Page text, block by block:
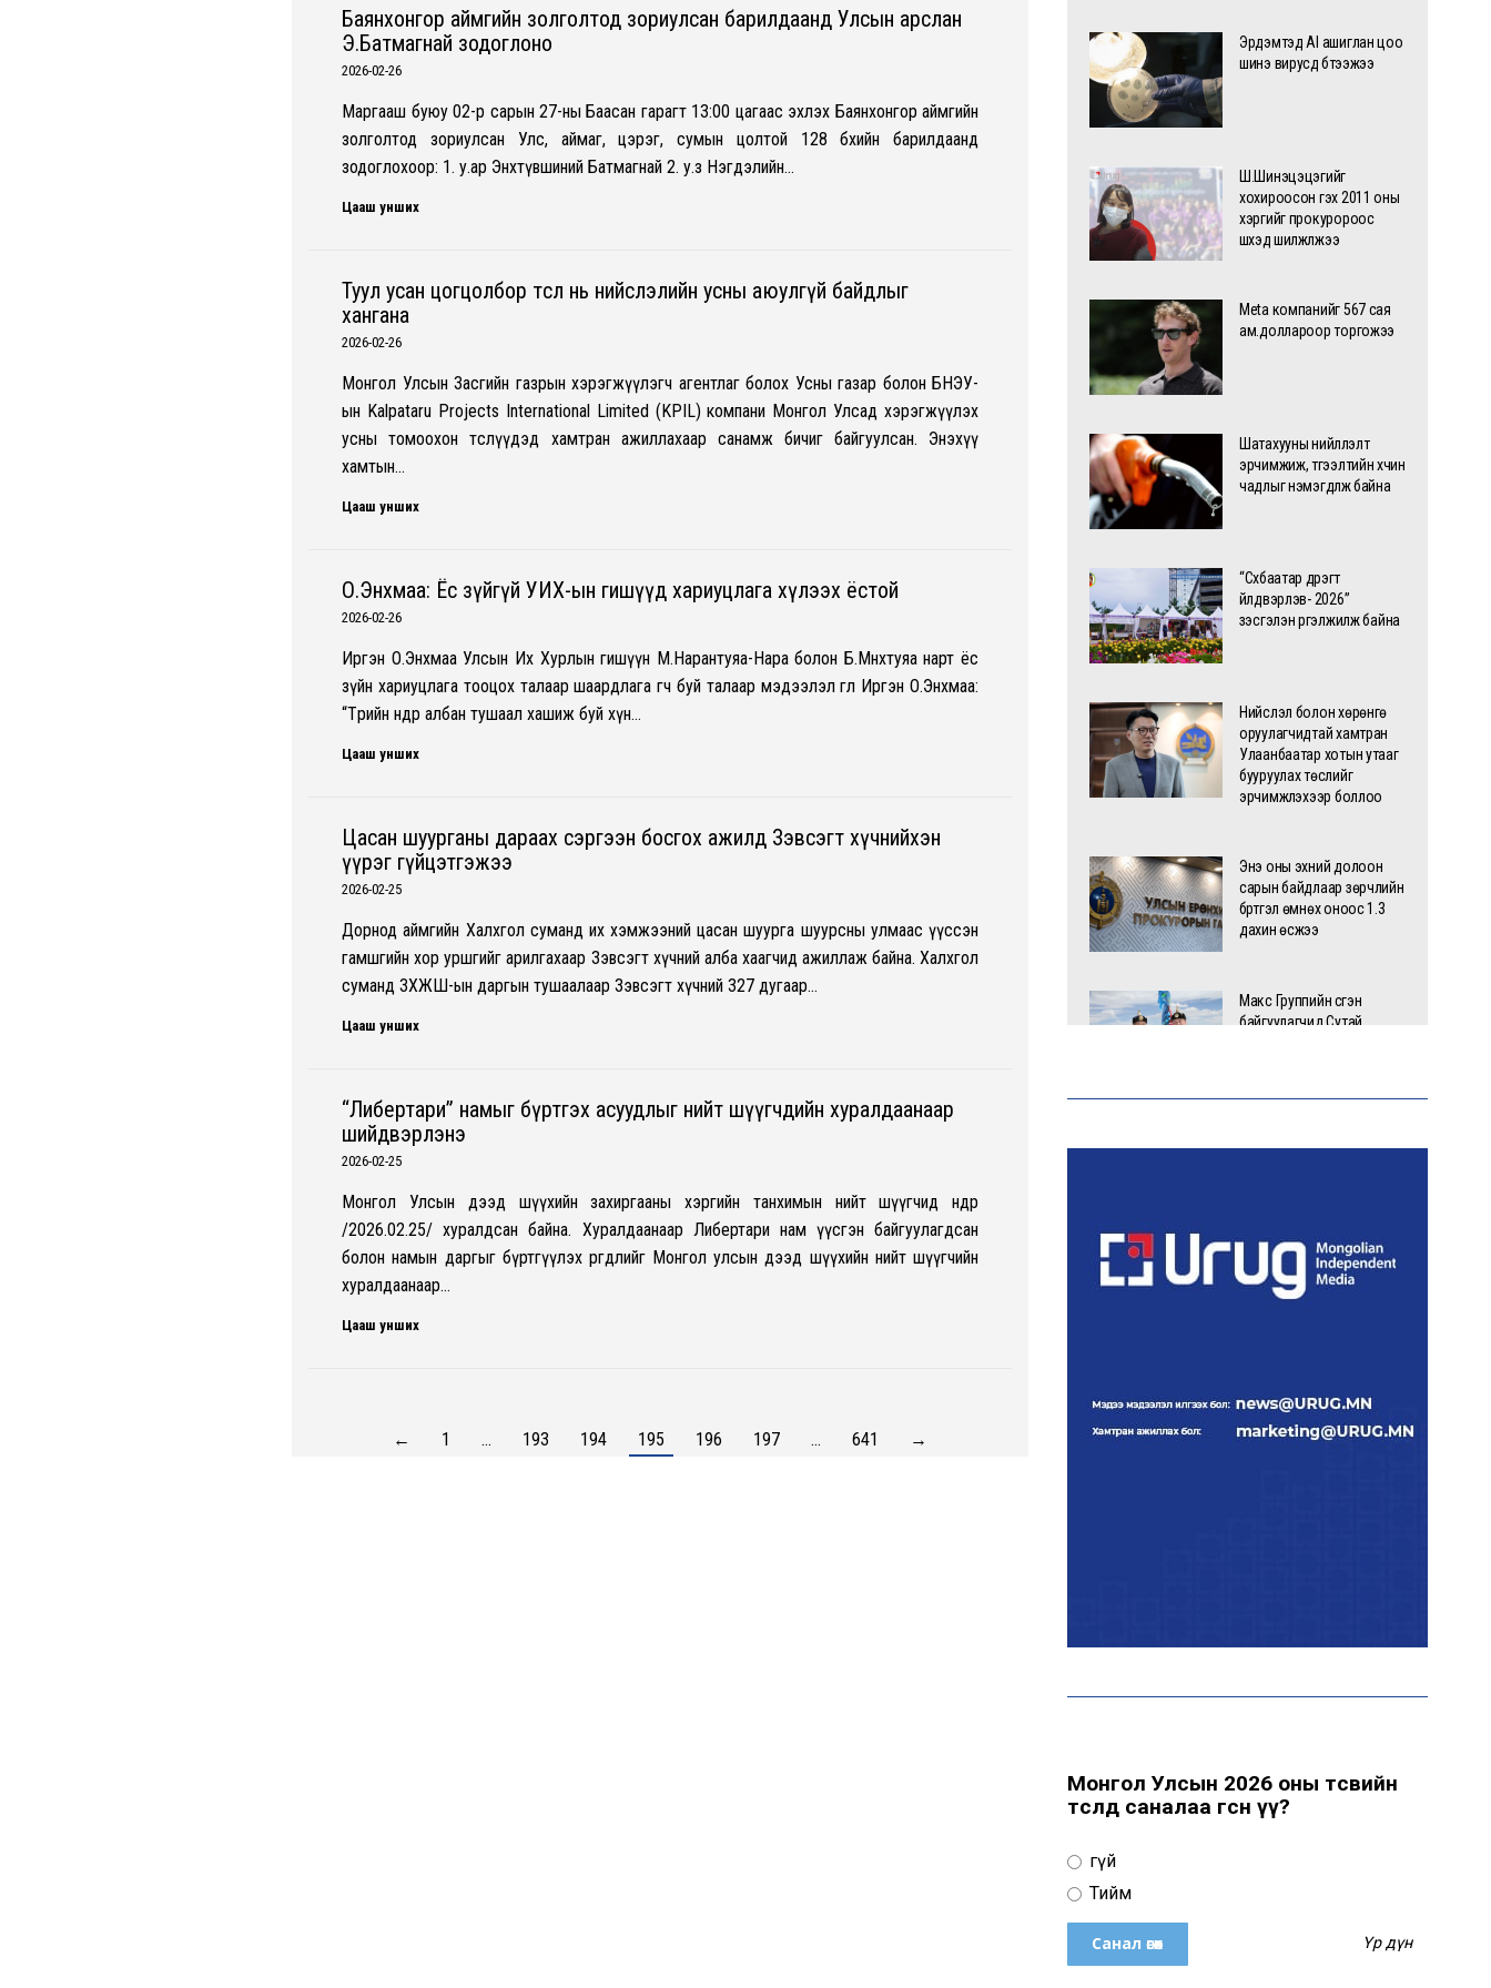
Баянхонгор аймгийн золголтод зориулсан барилдаанд Улсын арслан
Э.Батмагнай зодоглоно
2026-02-26
Маргааш буюу 02-р сарын 27-ны Баасан гарагт 13:00 цагаас эхлэх Баянхонгор аймгийн
золголтод зориулсан Улс, аймаг, цэрэг, сумын цолтой 128 бөхийн барилдаанд
зодоглохоор: 1. у.ар Энхтүвшиний Батмагнай 2. у.з Нэгдэлийн…
Цааш унших
Туул усан цогцолбор төсөл нь нийслэлийн усны аюулгүй байдлыг
хангана
2026-02-26
Монгол Улсын Засгийн газрын хэрэгжүүлэгч агентлаг болох Усны газар болон БНЭУ-
ын Kalpataru Projects International Limited (KPIL) компани Монгол Улсад хэрэгжүүлэх
усны томоохон төслүүдэд хамтран ажиллахаар санамж бичиг байгуулсан. Энэхүү
хамтын…
Цааш унших
О.Энхмаа: Ёс зүйгүй УИХ-ын гишүүд хариуцлага хүлээх ёстой
2026-02-26
Иргэн О.Энхмаа Улсын Их Хурлын гишүүн М.Нарантуяа-Нара болон Б.Мөнхтуяа нарт ёс
зүйн хариуцлага тооцох талаар шаардлага өгч буй талаар мэдээлэл өглөө Иргэн О.Энхмаа:
“Төрийн өндөр албан тушаал хашиж буй хүн…
Цааш унших
Цасан шуурганы дараах сэргээн босгох ажилд Зэвсэгт хүчнийхэн
үүрэг гүйцэтгэжээ
2026-02-25
Дорнод аймгийн Халхгол суманд их хэмжээний цасан шуурга шуурсны улмаас үүссэн
гамшгийн хор уршгийг арилгахаар Зэвсэгт хүчний алба хаагчид ажиллаж байна. Халхгол
суманд ЗХЖШ-ын даргын тушаалаар Зэвсэгт хүчний 327 дугаар…
Цааш унших
“Либертари” намыг бүртгэх асуудлыг нийт шүүгчдийн хуралдаанаар
шийдвэрлэнэ
2026-02-25
Монгол Улсын дээд шүүхийн захиргааны хэргийн танхимын нийт шүүгчид өнөөдөр
/2026.02.25/ хуралдсан байна. Хуралдаанаар Либертари нам үүсгэн байгуулагдсан
болон намын даргыг бүртгүүлэх өргөдлийг Монгол улсын дээд шүүхийн нийт шүүгчийн
хуралдаанаар…
Цааш унших
← 1 … 193 194 195 196 197 … 641 →
Эрдэмтэд AI ашиглан цоо
шинэ вирусүүд бүтээжээ
Ш.Шинэцэцэгийг
хохироосон гэх 2011 оны
хэргийг прокуророос
шүүхэд шилжүүлжээ
Meta компанийг 567 сая
ам.доллароор торгожээ
Шатахууны нийлүүлэлт
эрчимжиж, түгээлтийн хүчин
чадлыг нэмэгдүүлж байна
“Сүхбаатар дүүрэгт
үйлдвэрлэв- 2026”
үзэсгэлэн үргэлжилж байна
Нийслэл болон хөрөнгө
оруулагчидтай хамтран
Улаанбаатар хотын утааг
бууруулах төслийг
эрчимжүүлэхээр боллоо
Энэ оны эхний долоон
сарын байдлаар зөрчлийн
бүртгэл өмнөх оноос 1.3
дахин өсжээ
Макс Группийн үүсгэн
байгуулагчид Сутай
Холливудын алдартай хос
Монголбанк 7 дугаар
сард 1,439.2 кг үнэт металл
Эрдэмтэд AI ашиглан цоо
Монгол Улсын 2026 оны төсвийн
төсөлд саналаа өгсөн үү?
Үгүй
Тийм
Үр дүн